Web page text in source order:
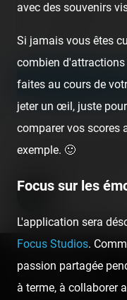
Lien de votre site
Champ facultatif
LEAVE A
About the
Coasterrider
Coasterrider
avec des souvenirs
Si jamais vous êtes
combien
faites au cours de
jeter un œil, juste
comparer vos scores
exemple. 🙂
Focus sur les
L'application sera
Focus Studios.
passion partagée
à terme, à collaborer